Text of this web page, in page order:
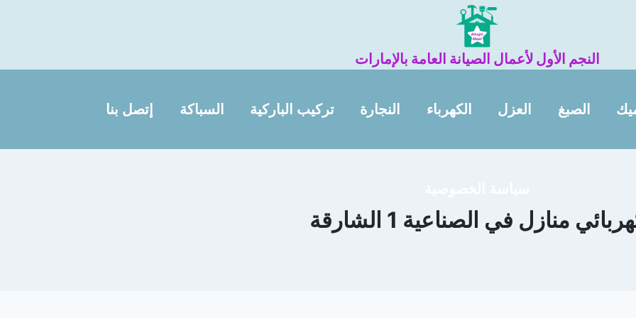
النجم الأول لأعمال الصيانة العامة بالإمارات
الصبغ العزل الكهرباء النجارة تركيب الباركية السباكة إتصل بنا
منازل في الصناعية 1 الشارقة